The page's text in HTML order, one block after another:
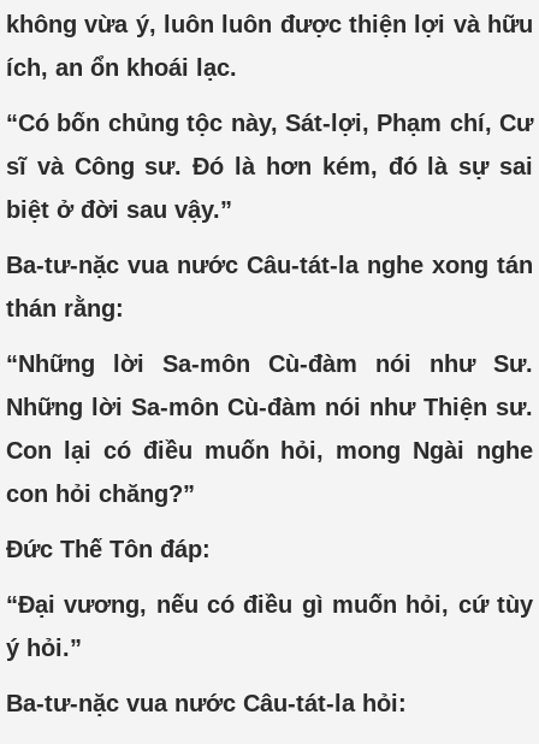
không vừa ý, luôn luôn được thiện lợi và hữu
ích, an ổn khoái lạc.
“Có bốn chủng tộc này, Sát-lợi, Phạm chí, Cư
sĩ và Công sư. Đó là hơn kém, đó là sự sai
biệt ở đời sau vậy.”
Ba-tư-nặc vua nước Câu-tát-la nghe xong tán
thán rằng:
“Những lời Sa-môn Cù-đàm nói như Sư.
Những lời Sa-môn Cù-đàm nói như Thiện sư.
Con lại có điều muốn hỏi, mong Ngài nghe
con hỏi chăng?”
Đức Thế Tôn đáp:
“Đại vương, nếu có điều gì muốn hỏi, cứ tùy
ý hỏi.”
Ba-tư-nặc vua nước Câu-tát-la hỏi: